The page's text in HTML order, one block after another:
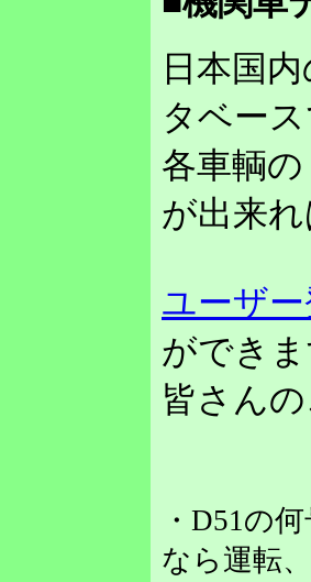
日本国
タベース
各車輌
が出来
ユーザ
ができま
皆さん
・D51の
なら運転